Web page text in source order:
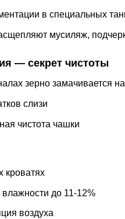
в специальных
мусиляж,
— секрет чистоты
зерно замачивается
слизи
чистота чашки
кроватях
до 11-12%
воздуха